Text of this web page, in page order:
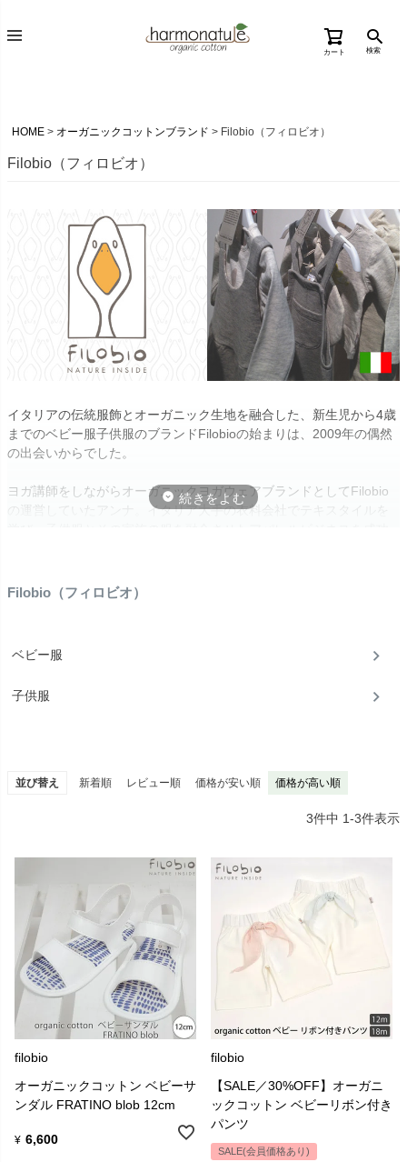
カート 検索
HOME オーガニックコットンブランド Filobio（フィロビオ）
Filobio（フィロビオ）
イタリアの伝統服飾とオーガニック生地を融合した、新生児から4歳
までのベビー服子供服のブランドFilobioの始まりは、2009年の偶然
の出会いからでした。
ヨガ講師をしながらオーガニックヨガウェアブランドとしてFilobio
の運営していたアンナ。イタリア大手の衣料会社でテキスタイルを
ったその日、パオラは雑誌に掲載されたアンナの記事を見て電話を
2010年にアンナの娘アニータの誕生を祝って作られたガチョウのぬ
いぐるみ「Anito」は、またたく間に人気が広がり、多数のメディア
にも取り上げられ、今ではFilobioのマスコットシンボルとなってい
ます。
GOTSのオーガニックコットン認定と共に、イタリアのAssociazione
Tessile e Salute（繊維健康協会）より新生児部門で初めてのオーガ
Filobio（フィロビオ）
ベビー服
子供服
並び替え 新着順 レビュー順 価格が安い順 価格が高い順
3件中 1-3件表示
filobio
オーガニックコットン ベビーサ
ンダル FRATINO blob 12cm
¥ 6,600
filobio
【SALE／30%OFF】オーガニ
ックコットン ベビーリボン付き
パンツ
SALE(会員価格あり)